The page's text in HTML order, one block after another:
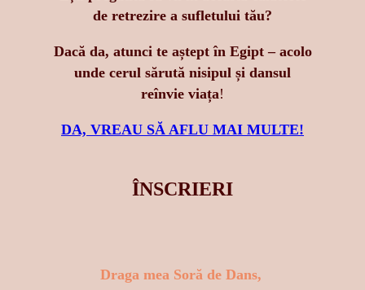
de retrezire a sufletului tău?
Dacă da, atunci te aștept în Egipt – acolo
unde cerul sărută nisipul și dansul
reînvie viața!
DA, VREAU SĂ AFLU MAI MULTE!
ÎNSCRIERI
Draga mea Soră de Dans,